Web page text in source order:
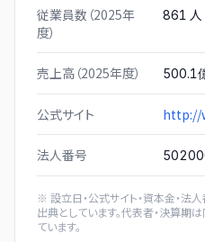
従業員数（2025年
度）
861 人
売上高（2025年度） 500.1
公式サイト http://
法人番号
※ 設立日・公式サイト・資本金・法
出典としています。代表者・決算
ています。